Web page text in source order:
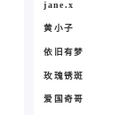
jane.x
黄小子
依旧有梦
玫瑰锈斑
爱国奇哥